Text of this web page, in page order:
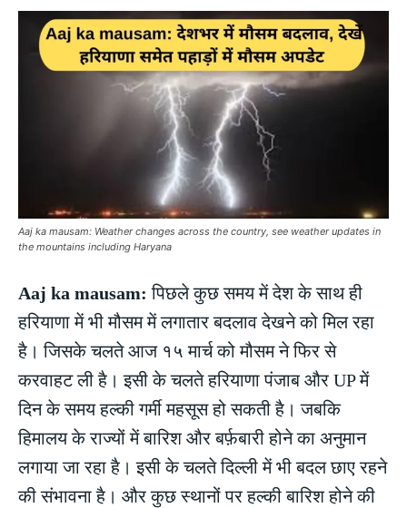
Aaj ka mausam: Weather changes across the country, see weather updates in
the mountains including Haryana
Aaj ka mausam: पिछले कुछ समय में देश के साथ ही
हरियाणा में भी मौसम में लगातार बदलाव देखने को मिल रहा
है। जिसके चलते आज १५ मार्च को मौसम ने फिर से
करवाहट ली है। इसी के चलते हरियाणा पंजाब और UP में
दिन के समय हल्की गर्मी महसूस हो सकती है। जबकि
हिमालय के राज्यों में बारिश और बर्फ़बारी होने का अनुमान
लगाया जा रहा है। इसी के चलते दिल्ली में भी बदल छाए रहने
की संभावना है। और कुछ स्थानों पर हल्की बारिश होने की